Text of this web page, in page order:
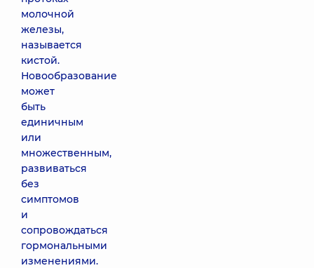
молочной
железы,
называется
кистой.
Новообразование
может
быть
единичным
или
множественным,
развиваться
без
симптомов
и
сопровождаться
гормональными
изменениями.